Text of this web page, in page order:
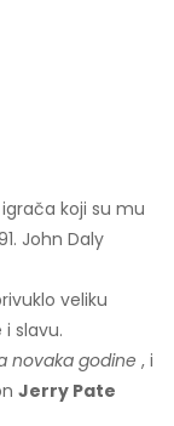
koji su mu
John Daly
veliku
slavu.
novaka godine , i
Jerry Pate